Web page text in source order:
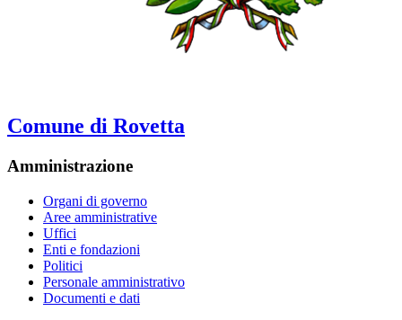
Comune di Rovetta
Amministrazione
Organi di governo
Aree amministrative
Uffici
Enti e fondazioni
Politici
Personale amministrativo
Documenti e dati